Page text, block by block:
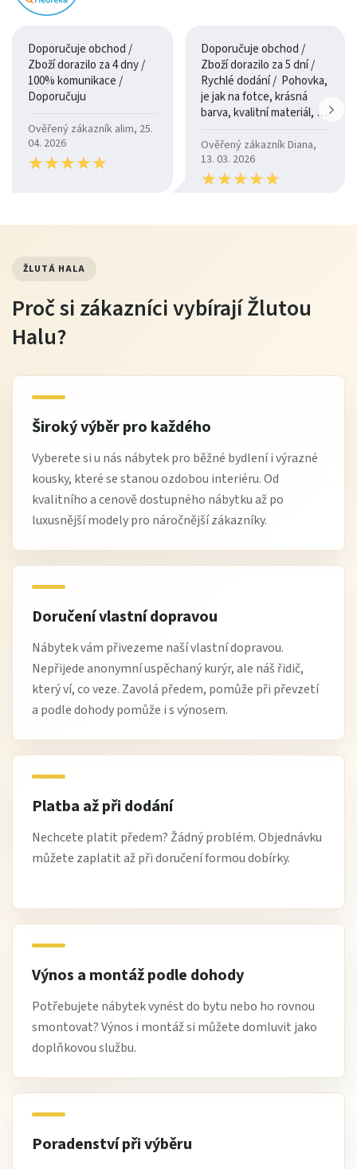
Doporučuje obchod /
Zboží dorazilo za 4 dny /
100% komunikace /
Doporučuju
Ověřený zákazník alim, 25.
04. 2026
★★★★★
★★★★★
Doporučuje obchod /
Zboží dorazilo za 5 dní /
Rychlé dodání / Pohovka,
je jak na fotce, krásná
barva, kvalitní materiál, a
Ověřený zákazník Diana,
13. 03. 2026
★★★★★
★★★★★
ŽLUTÁ HALA
Proč si zákazníci vybírají Žlutou
Halu?
Široký výběr pro každého
Vyberete si u nás nábytek pro běžné bydlení i výrazné
kousky, které se stanou ozdobou interiéru. Od
kvalitního a cenově dostupného nábytku až po
luxusnější modely pro náročnější zákazníky.
Doručení vlastní dopravou
Nábytek vám přivezeme naší vlastní dopravou.
Nepřijede anonymní uspěchaný kurýr, ale náš řidič,
který ví, co veze. Zavolá předem, pomůže při převzetí
a podle dohody pomůže i s výnosem.
Platba až při dodání
Nechcete platit předem? Žádný problém. Objednávku
můžete zaplatit až při doručení formou dobírky.
Výnos a montáž podle dohody
Potřebujete nábytek vynést do bytu nebo ho rovnou
smontovat? Výnos i montáž si můžete domluvit jako
doplňkovou službu.
Poradenství při výběru